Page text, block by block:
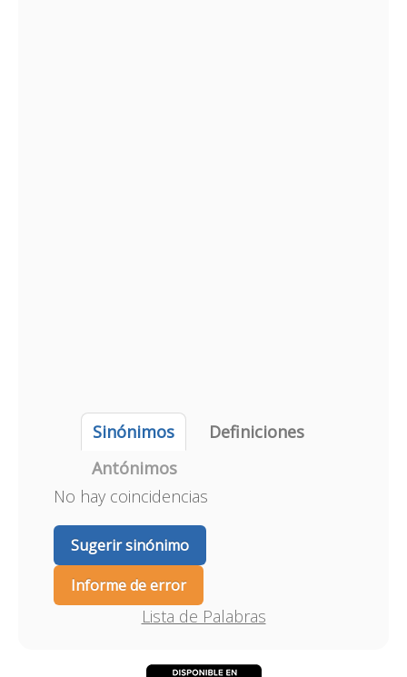
Sinónimos
Definiciones
Antónimos
No hay coincidencias
Sugerir sinónimo
Informe de error
Lista de Palabras